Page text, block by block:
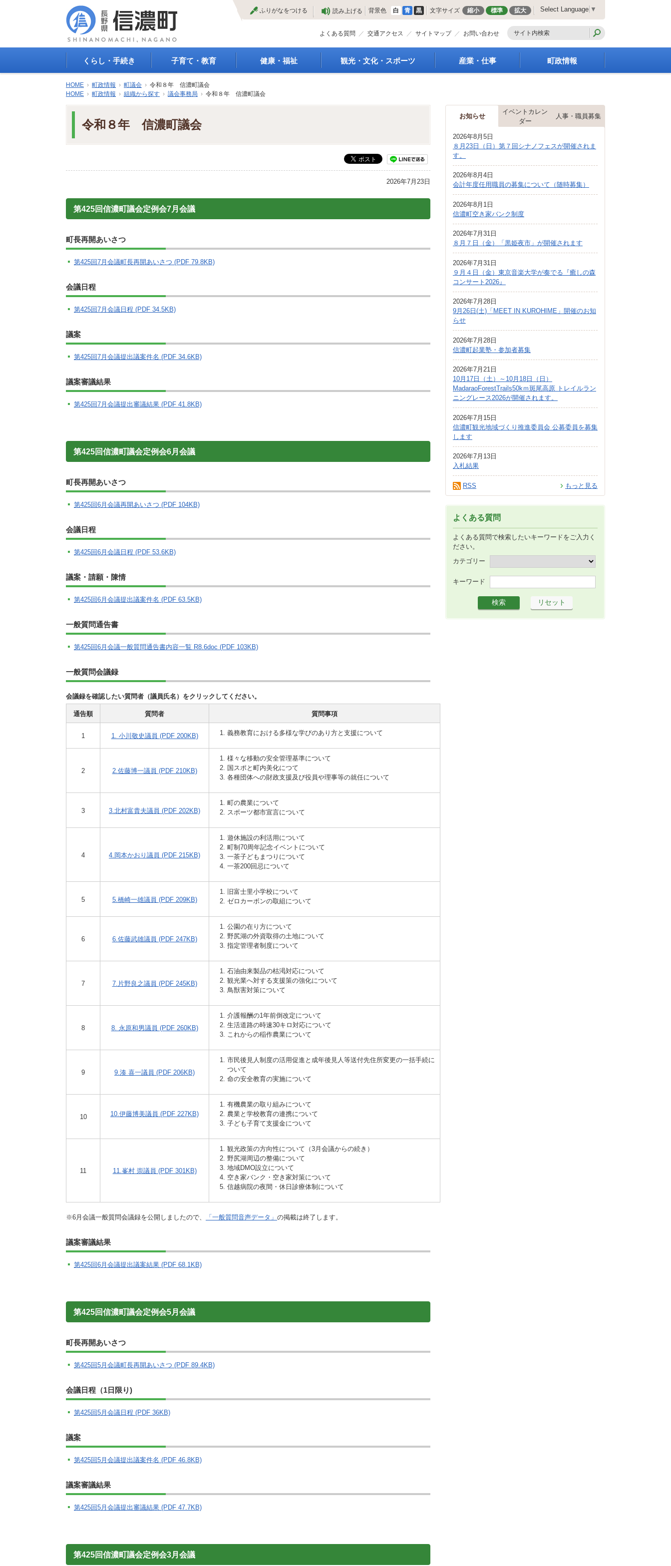
文
ふりがなをつける 読み上げる 背景色 白 青 黒 文字サイズ 縮小 標準 拡大 Select Language ▼
よくある質問 交通アクセス サイトマップ お問い合わせ
くらし・手続き
登録
税金
交通安全・防犯
町民活動
ペット
子育て・教育
母子の健康・予防接種
母子の保健
保育園・幼稚園
小学校・中学校
生涯学習
教育相談
図書
国民スポーツ大会
健康・福祉
介護保険
障がい・福祉
母子保健
予防接種
観光・文化・スポーツ
文化・芸術
合宿
スポーツ
まつり
産業・仕事
商工業振興
農林業振興
企業の税金
入札・契約
指定管理者制度
町政情報
庁舎案内
町長の部屋
施策・計画
選挙
財政・行政改革
町制70周年記念
HOME › 町政情報 › 町議会 › 令和８年 信濃町議会
HOME › 町政情報 › 組織から探す › 議会事務局 › 令和８年 信濃町議会
令和８年 信濃町議会
2026年7月23日
第425回信濃町議会定例会7月会議
町長再開あいさつ
第425回7月会議町長再開あいさつ (PDF 79.8KB)
会議日程
第425回7月会議日程 (PDF 34.5KB)
議案
第425回7月会議提出議案件名 (PDF 34.6KB)
議案審議結果
第425回7月会議提出審議結果 (PDF 41.8KB)
第425回信濃町議会定例会6月会議
町長再開あいさつ
第425回6月会議再開あいさつ (PDF 104KB)
会議日程
第425回6月会議日程 (PDF 53.6KB)
議案・請願・陳情
第425回6月会議提出議案件名 (PDF 63.5KB)
一般質問通告書
第425回6月会議一般質問通告書内容一覧 R8.6doc (PDF 103KB)
一般質問会議録
会議録を確認したい質問者（議員氏名）をクリックしてください。
通告順 質問者 質問事項
1 1. 小川敬史議員 (PDF 200KB) 義務教育における多様な学びのあり方と支援について
2 2.佐藤博一議員 (PDF 210KB)
様々な移動の安全管理基準について
国スポと町内美化につて
各種団体への財政支援及び役員や理事等の就任について
3 3.北村富貴夫議員 (PDF 202KB)
町の農業について
スポーツ都市宣言について
4 4.岡本かおり議員 (PDF 215KB)
遊休施設の利活用について
町制70周年記念イベントについて
一茶子どもまつりについて
一茶200回忌について
5 5.橋崎一雄議員 (PDF 209KB)
旧富士里小学校について
ゼロカーボンの取組について
6 6.佐藤武雄議員 (PDF 247KB)
公園の在り方について
野尻湖の外資取得の土地について
指定管理者制度について
7 7.片野良之議員 (PDF 245KB)
石油由来製品の枯渇対応について
観光業へ対する支援策の強化について
鳥獣害対策について
8 8. 永原和男議員 (PDF 260KB)
介護報酬の1年前倒改定について
生活道路の時速30キロ対応について
これからの稲作農業について
9 9.湊 喜一議員 (PDF 206KB)
市民後見人制度の活用促進と成年後見人等送付先住所変更の一括手続に
ついて
命の安全教育の実施について
10 10.伊藤博美議員 (PDF 227KB)
有機農業の取り組みについて
農業と学校教育の連携について
子ども子育て支援金について
11 11.峯村 崇議員 (PDF 301KB)
観光政策の方向性について（3月会議からの続き）
野尻湖周辺の整備について
地域DMO設立について
空き家バンク・空き家対策について
信越病院の夜間・休日診療体制について
※6月会議一般質問会議録を公開しましたので、 「一般質問音声データ」 の掲載は終了します。
議案審議結果
第425回6月会議提出議案結果 (PDF 68.1KB)
第425回信濃町議会定例会5月会議
町長再開あいさつ
第425回5月会議町長再開あいさつ (PDF 89.4KB)
会議日程（1日限り)
第425回5月会議日程 (PDF 36KB)
議案
第425回5月会議提出議案件名 (PDF 46.8KB)
議案審議結果
第425回5月会議提出審議結果 (PDF 47.7KB)
第425回信濃町議会定例会3月会議
お知らせ
イベントカレン
ダー
人事・職員募集
2026年8月5日
８月23日（日）第７回シナノフェスが開催されま
す。
2026年8月4日
会計年度任用職員の募集について（随時募集）
2026年8月1日
信濃町空き家バンク制度
2026年7月31日
８月７日（金）「黒姫夜市」が開催されます
2026年7月31日
９月４日（金）東京音楽大学が奏でる『癒しの森
コンサート2026』
2026年7月28日
9月26日(土)「MEET IN KUROHIME」開催のお知
らせ
2026年7月28日
信濃町起業塾・参加者募集
2026年7月21日
10月17日（土）～10月18日（日）
MadaraoForestTrails50kｍ斑尾高原 トレイルラン
ニングレース2026が開催されます。
2026年7月15日
信濃町観光地域づくり推進委員会 公募委員を募集
します
2026年7月13日
入札結果
もっと見る
RSS
よくある質問
よくある質問で検索したいキーワードをご入力く
ださい。
カテゴリー
キーワード